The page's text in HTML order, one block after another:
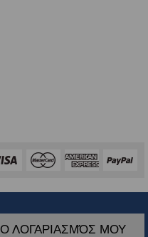
Ο ΛΟΓΑΡΙΑΣΜΌΣ ΜΟΥ